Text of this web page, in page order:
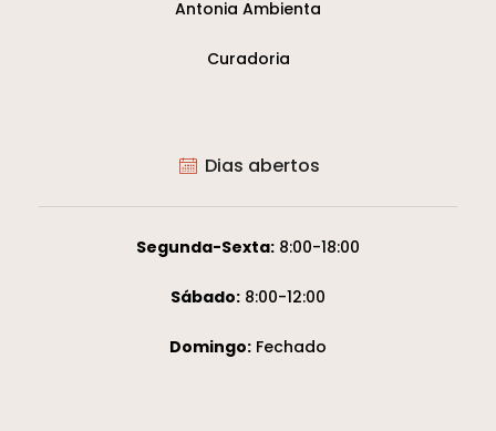
Antonia Ambienta
Curadoria
Dias abertos
Segunda-Sexta: 8:00-18:00
Sábado: 8:00-12:00
Domingo: Fechado